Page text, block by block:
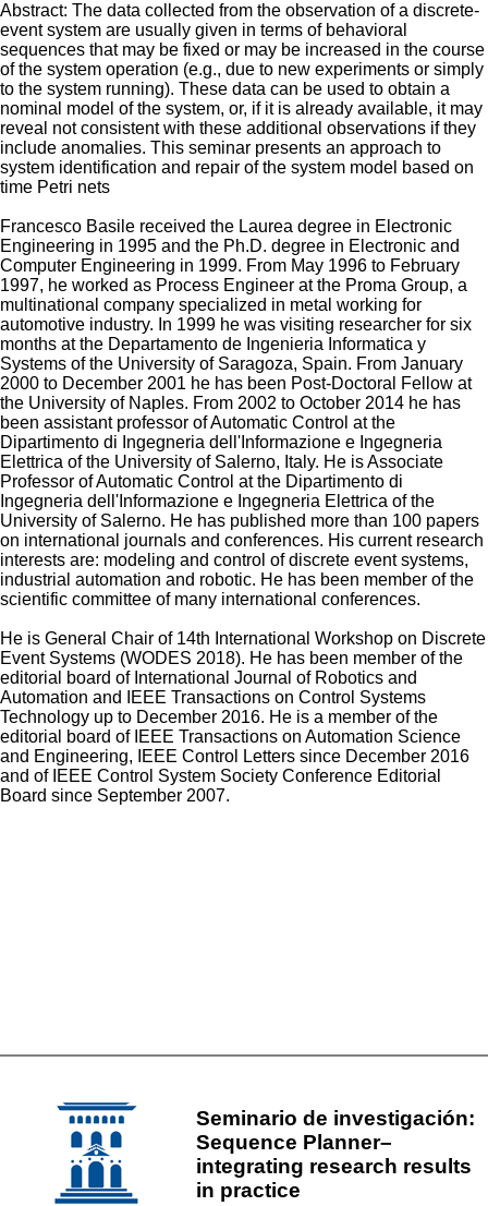
Abstract: The data collected from the observation of a discrete-
event system are usually given in terms of behavioral
sequences that may be fixed or may be increased in the course
of the system operation (e.g., due to new experiments or simply
to the system running). These data can be used to obtain a
nominal model of the system, or, if it is already available, it may
reveal not consistent with these additional observations if they
include anomalies. This seminar presents an approach to
system identification and repair of the system model based on
time Petri nets
Francesco Basile received the Laurea degree in Electronic
Engineering in 1995 and the Ph.D. degree in Electronic and
Computer Engineering in 1999. From May 1996 to February
1997, he worked as Process Engineer at the Proma Group, a
multinational company specialized in metal working for
automotive industry. In 1999 he was visiting researcher for six
months at the Departamento de Ingenieria Informatica y
Systems of the University of Saragoza, Spain. From January
2000 to December 2001 he has been Post-Doctoral Fellow at
the University of Naples. From 2002 to October 2014 he has
been assistant professor of Automatic Control at the
Dipartimento di Ingegneria dell'Informazione e Ingegneria
Elettrica of the University of Salerno, Italy. He is Associate
Professor of Automatic Control at the Dipartimento di
Ingegneria dell'Informazione e Ingegneria Elettrica of the
University of Salerno. He has published more than 100 papers
on international journals and conferences. His current research
interests are: modeling and control of discrete event systems,
industrial automation and robotic. He has been member of the
scientific committee of many international conferences.
He is General Chair of 14th International Workshop on Discrete
Event Systems (WODES 2018). He has been member of the
editorial board of International Journal of Robotics and
Automation and IEEE Transactions on Control Systems
Technology up to December 2016. He is a member of the
editorial board of IEEE Transactions on Automation Science
and Engineering, IEEE Control Letters since December 2016
and of IEEE Control System Society Conference Editorial
Board since September 2007.
Seminario de investigación:
Sequence Planner–
integrating research results
in practice